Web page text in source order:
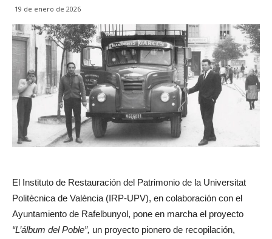
19 de enero de 2026
El Instituto de Restauración del Patrimonio de la Universitat
Politècnica de València (IRP-UPV), en colaboración con el
Ayuntamiento de Rafelbunyol, pone en marcha el proyecto
“L’álbum del Poble”, un proyecto pionero de recopilación,